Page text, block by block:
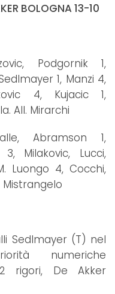
BOLOGNA 13-10
Podgornik 1,
1, Manzi 4,
4, Kujacic 1,
All. Mirarchi
Abramson 1,
Milakovic, Lucci,
Luongo 4, Cocchi,
Mistrangelo
Sedlmayer (T) nel
numeriche
rigori, De Akker